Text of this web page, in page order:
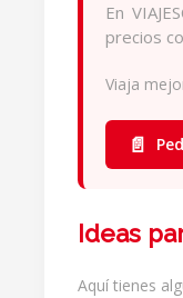
En
precios
Viaja
📄
Ideas
Aquí tienes